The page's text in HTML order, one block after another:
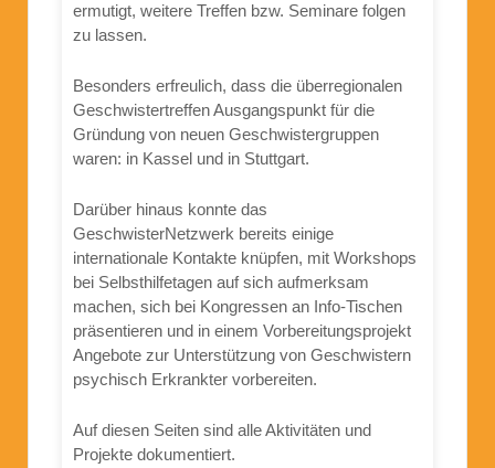
ermutigt, weitere Treffen bzw. Seminare folgen
zu lassen.
Besonders erfreulich, dass die überregionalen
Geschwistertreffen Ausgangspunkt für die
Gründung von neuen Geschwistergruppen
waren: in Kassel und in Stuttgart.
Darüber hinaus konnte das
GeschwisterNetzwerk bereits einige
internationale Kontakte knüpfen, mit Workshops
bei Selbsthilfetagen auf sich aufmerksam
machen, sich bei Kongressen an Info-Tischen
präsentieren und in einem Vorbereitungsprojekt
Angebote zur Unterstützung von Geschwistern
psychisch Erkrankter vorbereiten.
Auf diesen Seiten sind alle Aktivitäten und
Projekte dokumentiert.